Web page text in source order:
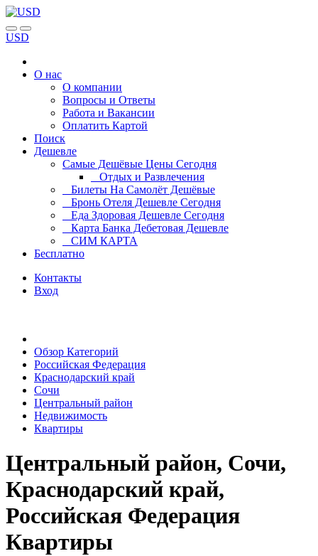
USD
О нас
О компании
Вопросы и Ответы
Работа и Вакансии
Оплатить Картой
Поиск
Дешевле
Самые Дешёвые Цены Сегодня
Отдых и Развлечения
Билеты На Самолёт Дешёвые
Бронь Отеля Дешевле Сегодня
Еда Здоровая Дешевле Сегодня
Карта Банка Дебетовая Дешевле
СИМ КАРТА
Бесплатно
Контакты
Вход
Обзор Категорий
Российская Федерация
Краснодарский край
Сочи
Центральный район
Недвижимость
Квартиры
Центральный район, Сочи,
Краснодарский край,
Российская Федерация
Квартиры